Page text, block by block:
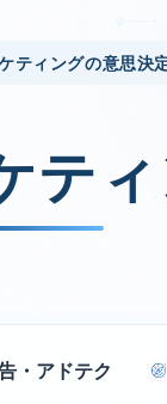
ティングの意思決
テ
・アドテク